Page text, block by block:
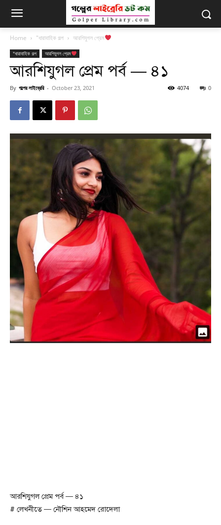
Home "ধারাবাহিক গল্প আরশিযুগল প্রেম
"ধারাবাহিক গল্প আরশিযুগল প্রেম
আরশিযুগল প্রেম পর্ব — ৪১
By গল্পের লাইব্রেরি - October 23, 2021 0
4074
আরশিযুগল প্রেম পর্ব — ৪১
# লেখনীতে — নৌশিন আহমেদ রোদেলা